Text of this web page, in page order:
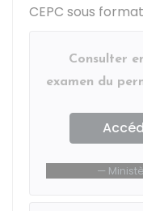
CEPC sous
Consulter
examen du